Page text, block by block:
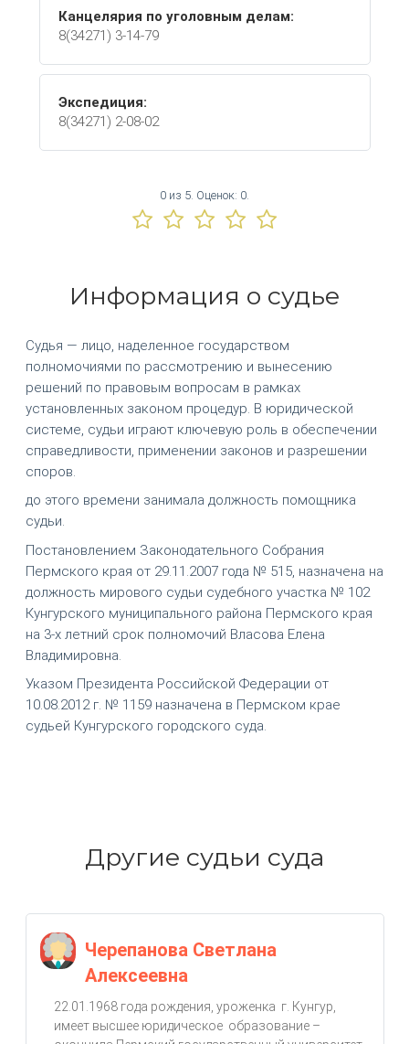
Канцелярия по уголовным делам:
8(34271) 3-14-79
Экспедиция:
8(34271) 2-08-02
0 из 5. Оценок: 0
Информация о судье
Судья — лицо, наделенное государством
полномочиями по рассмотрению и вынесению
решений по правовым вопросам в рамках
установленных законом процедур. В юридической
системе, судьи играют ключевую роль в обеспечении
справедливости, применении законов и разрешении
споров.
до этого времени занимала должность помощника
судьи.
Постановлением Законодательного Собрания
Пермского края от 29.11.2007 года № 515, назначена на
должность мирового судьи судебного участка № 102
Кунгурского муниципального района Пермского края
на 3-х летний срок полномочий Власова Елена
Владимировна.
Указом Президента Российской Федерации от
10.08.2012 г. № 1159 назначена в Пермском крае
судьей Кунгурского городского суда.
Другие судьи суда
Черепанова Светлана
Алексеевна
22.01.1968 года рождения, уроженка г. Кунгур,
имеет высшее юридическое образование –